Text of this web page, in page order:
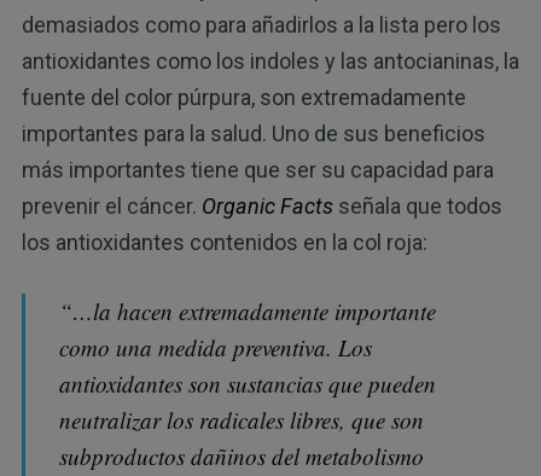
demasiados como para añadirlos a la lista pero los
antioxidantes como los indoles y las antocianinas, la
fuente del color púrpura, son extremadamente
importantes para la salud. Uno de sus beneficios
más importantes tiene que ser su capacidad para
prevenir el cáncer. Organic Factsseñala que todos
los antioxidantes contenidos en la col roja:
“…la hacen extremadamente importante
como una medida preventiva. Los
antioxidantes son sustancias que pueden
neutralizar los radicales libres, que son
subproductos dañinos del metabolismo